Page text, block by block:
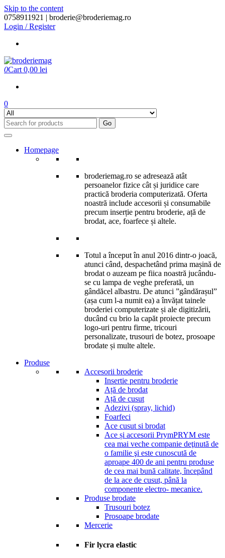
Skip to the content
0758911921 | broderie@broderiemag.ro
Login / Register
0Cart 0,00 lei
0
Go
Homepage
broderiemag.ro se adresează atât
persoanelor fizice cât și juridice care
practică broderia computerizată. Oferta
noastră include accesorii și consumabile
precum inserție pentru broderie, ață de
brodat, ace, foarfece și altele.
Totul a început în anul 2016 dintr-o joacă,
atunci când, despachetând prima mașină de
brodat o auzeam pe fiica noastră jucându-
se cu lampa de veghe preferată, un
gândăcel albastru. De atunci ”gândărașul”
(așa cum l-a numit ea) a învățat tainele
broderiei computerizate și ale digitizării,
ducând cu brio la capăt proiecte precum
logo-uri pentru firme, tricouri
personalizate, trusouri de botez, prosoape
brodate și multe altele.
Produse
Accesorii broderie
Insertie pentru broderie
Ață de brodat
Ață de cusut
Adezivi (spray, lichid)
Foarfeci
Ace cusut si brodat
Ace și accesorii PrymPRYM este
cea mai veche companie deţinută de
o familie şi este cunoscută de
aproape 400 de ani pentru produse
de cea mai bună calitate, începând
de la ace de cusut, până la
componente electro- mecanice.
Produse brodate
Trusouri botez
Prosoape brodate
Mercerie
Fir lycra elastic